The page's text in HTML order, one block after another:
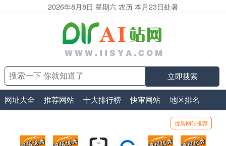
2026年8月8日 星期六 农历 本月23日处暑
立即搜索
网址大全 推荐网站 十大排行榜 快审网站 地区排名
优质网站推荐
顶部广告位1顶部广告位2阿里云 腾讯云 顶部广告位5